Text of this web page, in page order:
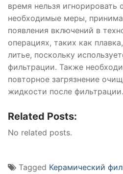
время нельзя игнорировать
необходимые меры,
появления включений в
операциях, таких как
литье, поскольку
фильтрации. Также
повторное загрязнение
жидкости после фильтрации.
Related Posts:
No related posts.
Tagged Керамический